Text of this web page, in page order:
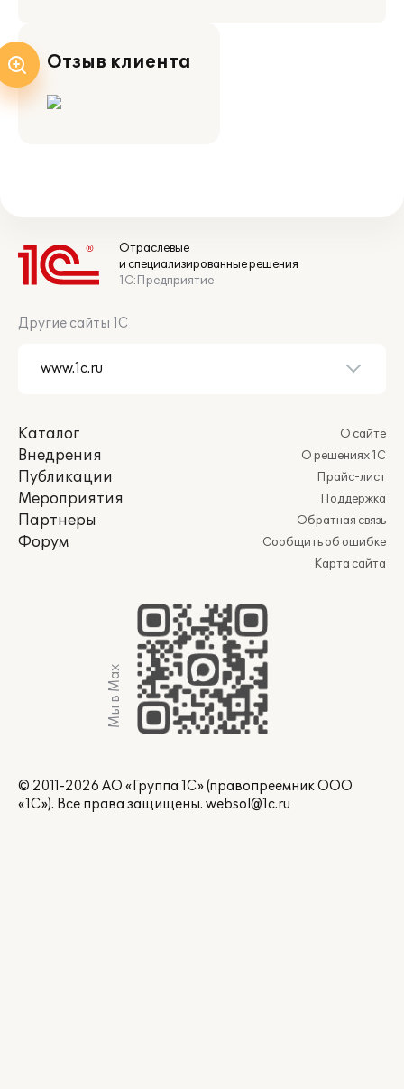
Отзыв клиента
Отраслевые
и специализированные решения
1С:Предприятие
Другие сайты 1С
Каталог
Внедрения
Публикации
Мероприятия
Партнеры
Форум
О сайте
О решениях 1С
Прайс-лист
Поддержка
Обратная связь
Сообщить об ошибке
Карта сайта
Мы в Max
© 2011-2026 АО «Группа 1С» (правопреемник ООО
«1С»). Все права защищены. websol@1c.ru